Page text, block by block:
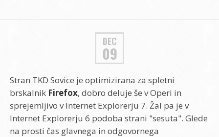
DEC
09
Stran TKD Sovice je optimizirana za spletni
brskalnik Firefox, dobro deluje še v Operi in
sprejemljivo v Internet Explorerju 7. Žal pa je v
Internet Explorerju 6 podoba strani "sesuta". Glede
na prosti čas glavnega in odgovornega